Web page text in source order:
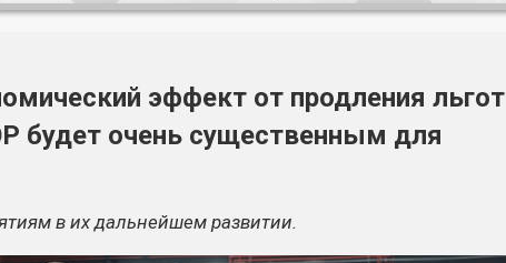
эффект от продления льгот
будет очень существенным для
в их дальнейшем развитии.